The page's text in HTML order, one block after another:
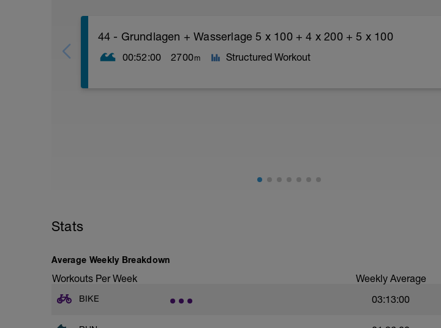
44 - Grundlagen + Wasserlage 5 x 100 + 4 x 200 + 5 x 100
00:52:00 2700m Structured Workout
Stats
Average Weekly Breakdown
Workouts Per Week Weekly Average
BIKE 03:13:00